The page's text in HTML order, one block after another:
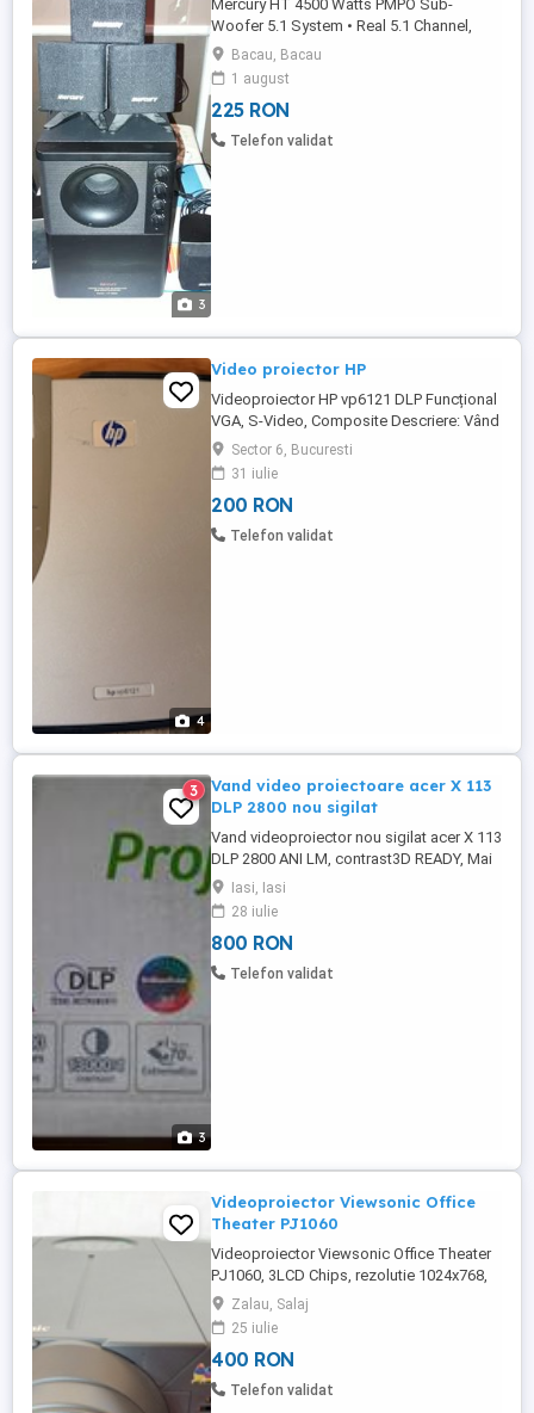
3
Mercury HT 4500 Watts PMPO Sub-
Woofer 5.1 System • Real 5.1 Channel,
compatible with AC-3, DTS & THX •
Stereo Audio through Six-Channel
Speakers • 8 Watts RMA per Channel
Satellite • 30 Watts RMS wooden Sub-
Woofer Input Impedance Sub-Woofer:
Bacau, Bacau
1 august
225 RON
Telefon validat
4
Video proiector HP
Videoproiector HP vp6121 DLP Funcțional
VGA, S-Video, Composite Descriere: Vând
videoproiector HP vp6121 cu tehnologie
DLP, în stare bună, cu urme normale de
utilizare. Caracteristici: * Model: HP
vp6121 * Tehnologie: DLP * Lampă: 200W
* Intrări: VGA In Out, S-Video, Composite
Sector 6, Bucuresti
31 iulie
200 RON
Telefon validat
3
3
Vand video proiectoare acer X 113
DLP 2800 nou sigilat
Vand videoproiector nou sigilat acer X 113
DLP 2800 ANI LM, contrast3D READY, Mai
multe informatii la tel
Iasi, Iasi
28 iulie
800 RON
Telefon validat
Videoproiector Viewsonic Office
Theater PJ1060
Videoproiector Viewsonic Office Theater
PJ1060, 3LCD Chips, rezolutie 1024x768,
brighness 2,200 ANSI Lumens, marime
imagine 127 cm - 508 cm, distanta de
proiectie 2.4 m - 7.6 m, 2 difuzoare
(stereo) incorporate, zoom si focus
actionat digital de pe telecomanda,
Zalau, Salaj
25 iulie
400 RON
Telefon validat